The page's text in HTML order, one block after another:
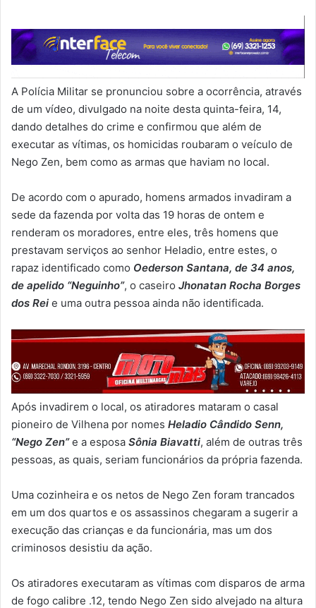
A Polícia Militar se pronunciou sobre a ocorrência, através
de um vídeo, divulgado na noite desta quinta-feira, 14,
dando detalhes do crime e confirmou que além de
executar as vítimas, os homicidas roubaram o veículo de
Nego Zen, bem como as armas que haviam no local.
De acordo com o apurado, homens armados invadiram a
sede da fazenda por volta das 19 horas de ontem e
renderam os moradores, entre eles, três homens que
prestavam serviços ao senhor Heladio, entre estes, o
rapaz identificado como Oederson Santana, de 34 anos,
de apelido “Neguinho”, o caseiro Jhonatan Rocha Borges
dos Rei e uma outra pessoa ainda não identificada.
Após invadirem o local, os atiradores mataram o casal
pioneiro de Vilhena por nomes Heladio Cândido Senn,
“Nego Zen”e a esposa Sônia Biavatti, além de outras três
pessoas, as quais, seriam funcionários da própria fazenda.
Uma cozinheira e os netos de Nego Zen foram trancados
em um dos quartos e os assassinos chegaram a sugerir a
execução das crianças e da funcionária, mas um dos
criminosos desistiu da ação.
Os atiradores executaram as vítimas com disparos de arma
de fogo calibre .12, tendo Nego Zen sido alvejado na altura